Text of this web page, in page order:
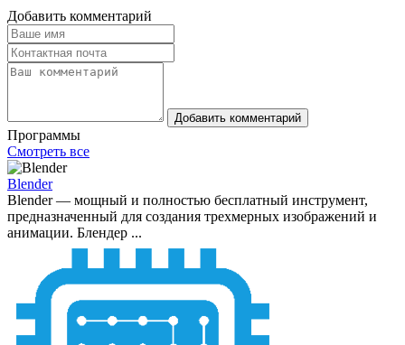
Добавить комментарий
Добавить комментарий
Программы
Смотреть все
Blender
Blender — мощный и полностью бесплатный инструмент,
предназначенный для создания трехмерных изображений и
анимации. Блендер ...